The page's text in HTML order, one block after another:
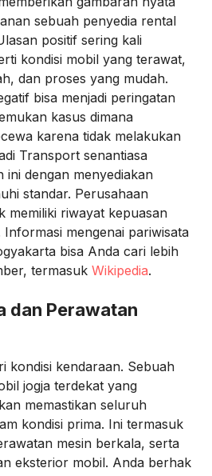
sebuah penyedia rental
positif sering kali
kondisi mobil yang terawat,
dan proses yang mudah.
bisa menjadi peringatan
kasus dimana
karena tidak melakukan
Transport senantiasa
ini dengan menyediakan
standar. Perusahaan
memiliki riwayat kepuasan
Informasi mengenai pariwisata
bisa Anda cari lebih
termasuk Wikipedia.
dan Perawatan
kondisi kendaraan. Sebuah
jogja terdekat yang
memastikan seluruh
kondisi prima. Ini termasuk
mesin berkala, serta
eksterior mobil. Anda berhak